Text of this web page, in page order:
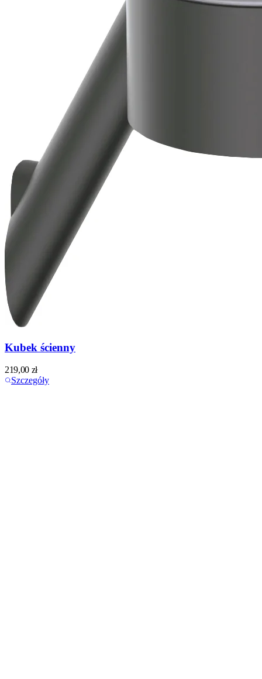
Kubek ścienny
219,00 zł
Szczegóły